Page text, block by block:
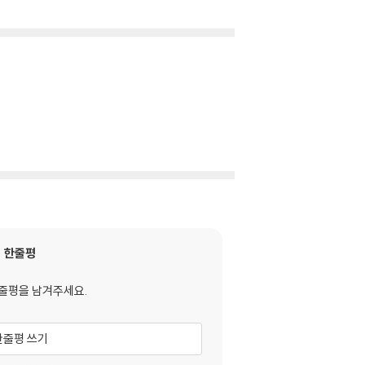
한줄평
평을 남겨주세요.
줄평 쓰기